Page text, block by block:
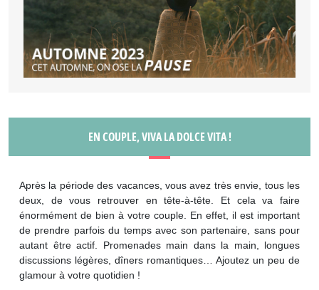
EN COUPLE, VIVA LA DOLCE VITA !
Après la période des vacances, vous avez très envie, tous les
deux, de vous retrouver en tête-à-tête. Et cela va faire
énormément de bien à votre couple. En effet, il est important
de prendre parfois du temps avec son partenaire, sans pour
autant être actif. Promenades main dans la main, longues
discussions légères, dîners romantiques… Ajoutez un peu de
glamour à votre quotidien !